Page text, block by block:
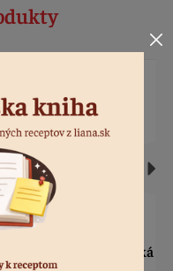
Servítky zvieratká 20 ks